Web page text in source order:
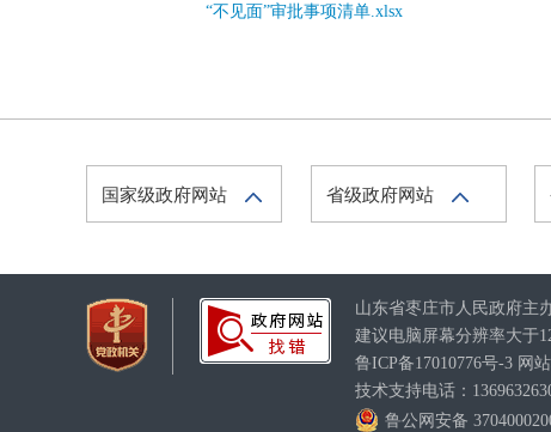
“不见面”审批事项清单.xlsx
国家级政府网站 省级政府网站
山东省枣庄市人民政府
建议电脑屏幕分辨率大于
鲁ICP备17010776号-3 网
技术支持电话：
鲁公网安备